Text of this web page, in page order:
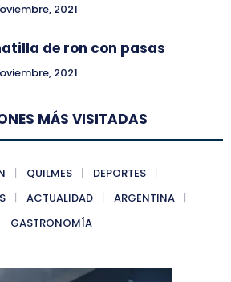
2021
de ron con pasas
2021
MÁS VISITADAS
QUILMES
DEPORTES
ACTUALIDAD
ARGENTINA
GASTRONOMÍA